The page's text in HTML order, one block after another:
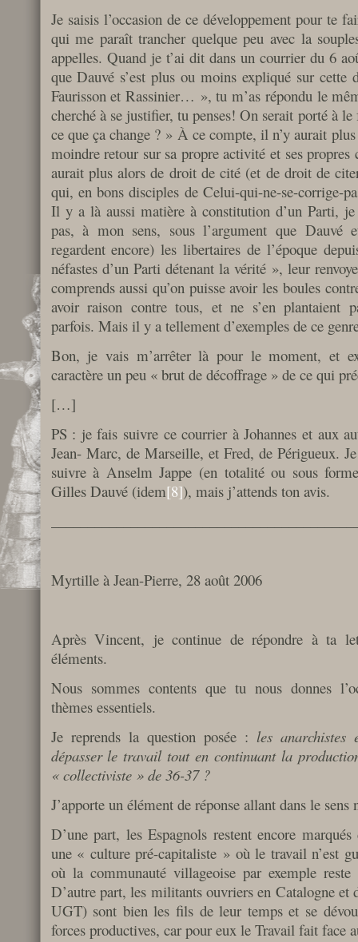
Je saisis l’occasion de ce développement pour te
qui me paraît trancher quelque peu avec la
appelles. Quand je t’ai dit dans un courrier du 6
que Dauvé s’est plus ou moins expliqué sur cette
Faurisson et Rassinier… », tu m’as répondu le
cherché à se justifier, tu penses! On serait porté à
ce que ça change ? » À ce compte, il n’y aurait
moindre retour sur sa propre activité et ses
aurait plus alors de droit de cité (et de droit de
qui, en bons disciples de Celui-qui-ne-se-corrige-
Il y a là aussi matière à constitution d’un Parti,
pas, à mon sens, sous l’argument que Dauvé
regardent encore) les libertaires de l’époque
néfastes d’un Parti détenant la vérité », leur
comprends aussi qu’on puisse avoir les boules
avoir raison contre tous, et ne s’en plantaient
parfois. Mais il y a tellement d’exemples de ce
Bon, je vais m’arrêter là pour le moment, et
caractère un peu « brut de décoffrage » de ce qui
[…]
PS : je fais suivre ce courrier à Johannes et aux
Jean- Marc, de Marseille, et Fred, de Périgueux.
suivre à Anselm Jappe (en totalité ou sous
Gilles Dauvé (idem[8]), mais j’attends ton avis.
Myrtille à Jean-Pierre, 28 août 2006
Après Vincent, je continue de répondre à ta
éléments.
Nous sommes contents que tu nous donnes
thèmes essentiels.
Je reprends la question posée : les anarchistes
dépasser le travail tout en continuant la
« collectiviste » de 36-37 ?
J’apporte un élément de réponse allant dans le sens
D’une part, les Espagnols restent encore
une « culture pré-capitaliste » où le travail n’est
où la communauté villageoise par exemple reste
D’autre part, les militants ouvriers en Catalogne et
UGT) sont bien les fils de leur temps et se
forces productives, car pour eux le Travail fait face